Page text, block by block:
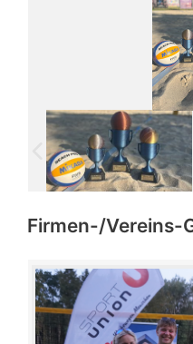
Firmen-/Vereins-